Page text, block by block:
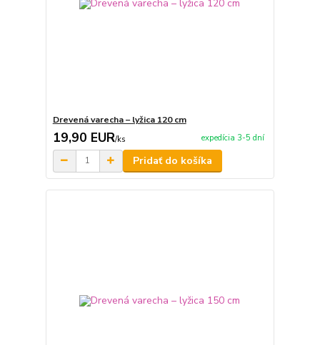
Drevená varecha – lyžica 120 cm
19,90 EUR/ks expedícia 3-5 dní
Pridať do košíka